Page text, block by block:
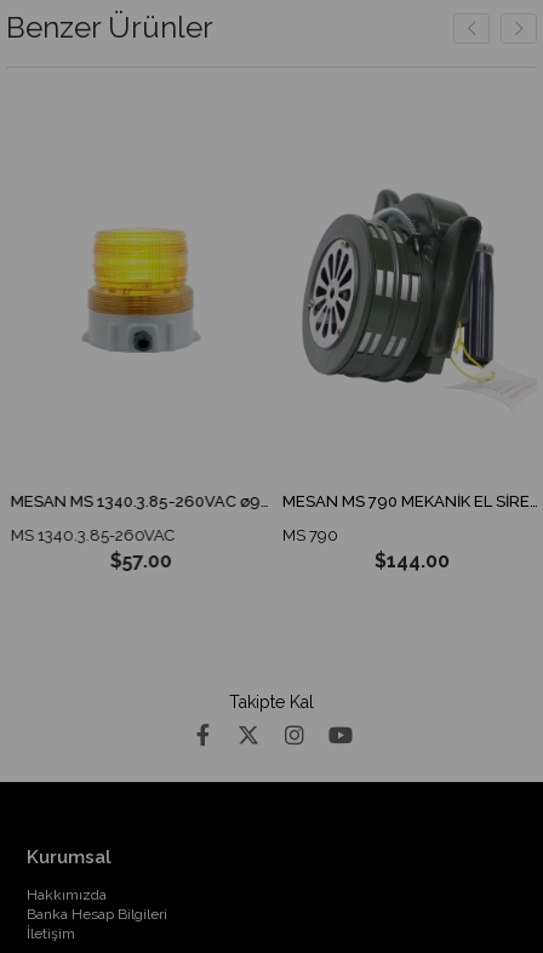
Benzer Ürünler
MESAN MS 1340.3.85-260VAC ø90 ENDÜSTRİYEL İKAZ LAMBA TABAN MONTAJ
MS 1340.3.85-260VAC
$57.00
MESAN MS 790 MEKANİK EL SİRENİ
MS 790
$144.00
Takipte Kal
Kurumsal
Hakkımızda
Banka Hesap Bilgileri
İletişim